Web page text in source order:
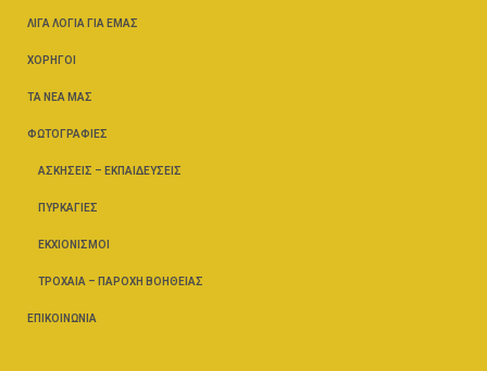
ΛΊΓΑ ΛΌΓΙΑ ΓΙΑ ΕΜΆΣ
ΧΟΡΗΓΟΊ
ΤΑ ΝΈΑ ΜΑΣ
ΦΩΤΟΓΡΑΦΊΕΣ
ΑΣΚΉΣΕΙΣ – ΕΚΠΑΙΔΕΎΣΕΙΣ
ΠΥΡΚΑΓΙΈΣ
ΕΚΧΙΟΝΙΣΜΟΊ
ΤΡΟΧΑΊΑ – ΠΑΡΟΧΉ ΒΟΗΘΕΊΑΣ
ΕΠΙΚΟΙΝΩΝΊΑ